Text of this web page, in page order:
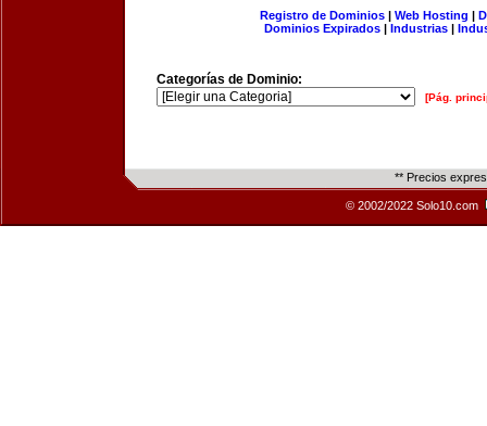
Registro de Dominios| Web Hosting |
Dominios Expirados | Industrias |
Categorías de Dominio:
[Pág.
** Precios
© 2002/2022 Solo10.com